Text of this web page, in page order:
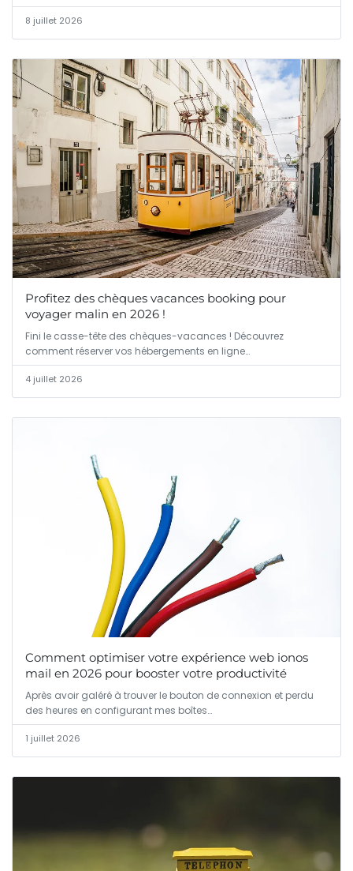
8 juillet 2026
Profitez des chèques vacances booking pour
voyager malin en 2026 !
Fini le casse-tête des chèques-vacances ! Découvrez
comment réserver vos hébergements en ligne…
4 juillet 2026
Comment optimiser votre expérience web ionos
mail en 2026 pour booster votre productivité
Après avoir galéré à trouver le bouton de connexion et perdu
des heures en configurant mes boîtes…
1 juillet 2026